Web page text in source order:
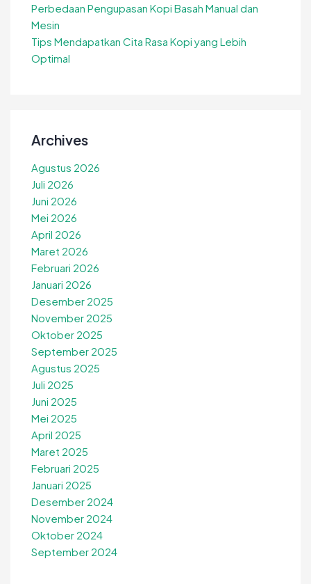
Perbedaan Pengupasan Kopi Basah Manual dan
Mesin
Tips Mendapatkan Cita Rasa Kopi yang Lebih
Optimal
Archives
Agustus 2026
Juli 2026
Juni 2026
Mei 2026
April 2026
Maret 2026
Februari 2026
Januari 2026
Desember 2025
November 2025
Oktober 2025
September 2025
Agustus 2025
Juli 2025
Juni 2025
Mei 2025
April 2025
Maret 2025
Februari 2025
Januari 2025
Desember 2024
November 2024
Oktober 2024
September 2024